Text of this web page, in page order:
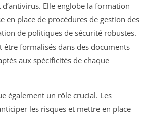
Elle englobe la formation
en place de procédures de gestion des
de politiques de sécurité robustes.
être formalisés dans des documents
aux spécificités de chaque
également un rôle crucial. Les
les risques et mettre en place